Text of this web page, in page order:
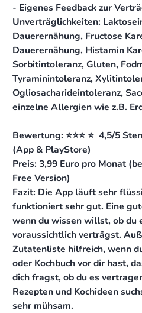
- Eigenes Feedback zur
Unverträglichkeiten:
Dauerernähung, Fructose
Dauerernähung, Histamin
Sorbitintoleranz, Gluten,
Tyraminintoleranz,
Ogliosacharideintoleranz,
einzelne Allergien wie z.B.
Bewertung: ⭐️⭐️⭐️ ⭐️ 4,5/5
(App & PlayStore)
Preis: 3,99 Euro pro Monat
Free Version)
Fazit: Die App läuft sehr
funktioniert sehr gut. Eine
wenn du wissen willst, ob du
voraussichtlich verträgst.
Zutatenliste hilfreich, wenn
oder Kochbuch vor dir hast,
dich fragst, ob du es
Rezepten und Kochideen
sehr mühsam.